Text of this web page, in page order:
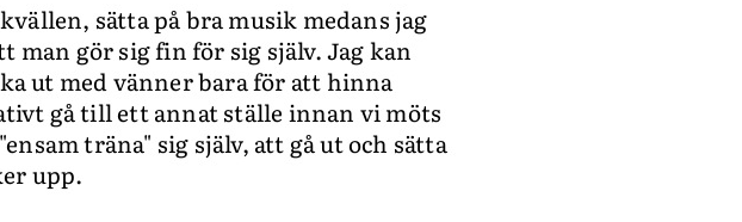
sätta på bra musik medans jag
man gör sig fin för sig själv. Jag kan
ut med vänner bara för att hinna
gå till ett annat ställe innan vi möts
träna" sig själv, att gå ut och sätta
upp.